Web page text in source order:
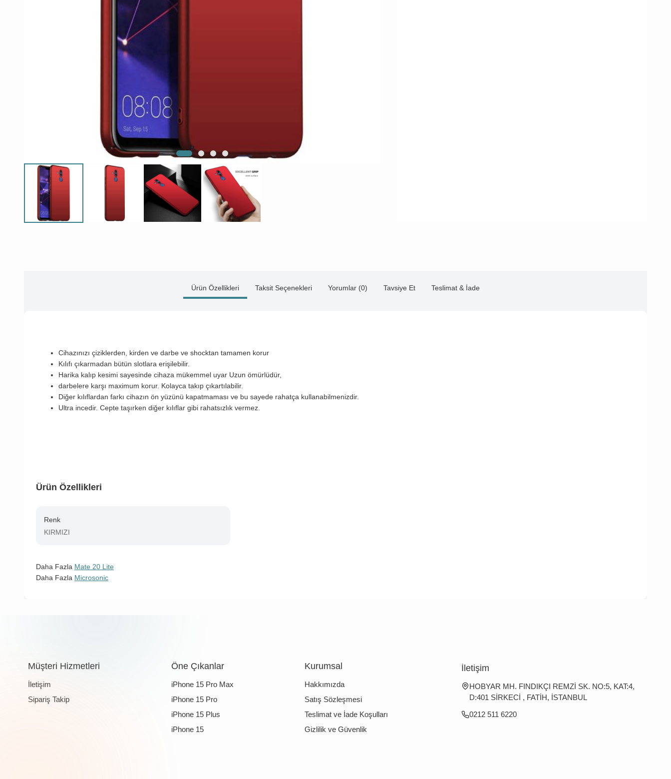
Ürün Özellikleri Taksit Seçenekleri Yorumlar (0) Tavsiye Et Teslimat & İade
Cihazınızı çiziklerden, kirden ve darbe ve shocktan tamamen korur
Kılıfı çıkarmadan bütün slotlara erişilebilir.
Harika kalıp kesimi sayesinde cihaza mükemmel uyar Uzun ömürlüdür,
darbelere karşı maximum korur. Kolayca takıp çıkartılabilir.
Diğer kılıflardan farkı cihazın ön yüzünü kapatmaması ve bu sayede rahatça kullanabilmenizdir.
Ultra incedir. Cepte taşırken diğer kılıflar gibi rahatsızlık vermez.
Ürün Özellikleri
Renk
KIRMIZI
Daha Fazla Mate 20 Lite
Daha Fazla Microsonic
Müşteri Hizmetleri
İletişim
Sipariş Takip
Öne Çıkanlar
iPhone 15 Pro Max
iPhone 15 Pro
iPhone 15 Plus
iPhone 15
Kurumsal
Hakkımızda
Satış Sözleşmesi
Teslimat ve İade Koşulları
Gizlilik ve Güvenlik
İletişim
HOBYAR MH. FINDIKÇI REMZİ SK. NO:5, KAT:4,
D:401 SİRKECİ , FATİH, İSTANBUL
0212 511 6220